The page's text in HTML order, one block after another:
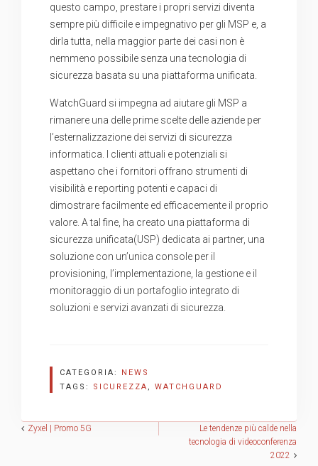
questo campo, prestare i propri servizi diventa
sempre più difficile e impegnativo per gli MSP e, a
dirla tutta, nella maggior parte dei casi non è
nemmeno possibile senza una tecnologia di
sicurezza basata su una piattaforma unificata.
WatchGuard si impegna ad aiutare gli MSP a
rimanere una delle prime scelte delle aziende per
l’esternalizzazione dei servizi di sicurezza
informatica. I clienti attuali e potenziali si
aspettano che i fornitori offrano strumenti di
visibilità e reporting potenti e capaci di
dimostrare facilmente ed efficacemente il proprio
valore. A tal fine, ha creato una piattaforma di
sicurezza unificata(USP) dedicata ai partner, una
soluzione con un’unica console per il
provisioning, l’implementazione, la gestione e il
monitoraggio di un portafoglio integrato di
soluzioni e servizi avanzati di sicurezza.
CATEGORIA: NEWS
TAGS: SICUREZZA , WATCHGUARD
Navigazione
Zyxel | Promo 5G
Le tendenze più calde nella
tecnologia di videoconferenza
2022